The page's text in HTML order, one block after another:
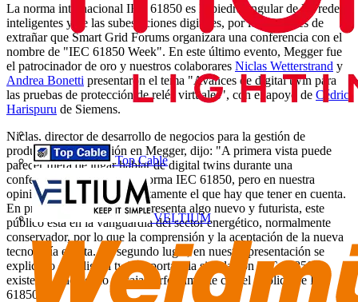
Top Cable
VELTIUM
La norma internacional IEC 61850 es la piedra angular de las redes
inteligentes y de las subestaciones digitales, por lo que no es de
extrañar que Smart Grid Forums organizara una conferencia con el
nombre de "IEC 61850 Week". En este último evento, Megger fue
el patrocinador de oro y nuestros colaborares Niclas Wetterstrand y
Andrea Bonetti presentaron el tema "Avances de digital twin para
las pruebas de protección de relés virtuales", con el apoyo de Cédric
Harispuru de Siemens.
Niclas, director de desarrollo de negocios para la gestión de
productos de protección en Megger, dijo: "A primera vista puede
parecer fuera de lugar hablar de digital twins durante una
conferencia centrada en la norma IEC 61850, pero en nuestra
opinión este público es exactamente el que hay que tener en cuenta.
En primer lugar, cuando se presenta algo nuevo y futurista, este
público está en la vanguardia del sector energético, normalmente
conservador, por lo que la comprensión y la aceptación de la nueva
tecnología es alta. En segundo lugar, en nuestra presentación se
explica lo que digital twins aporta a la simulación IEC 61850 ya
existente y de hecho encaja perfectamente con el público de IEC
61850".